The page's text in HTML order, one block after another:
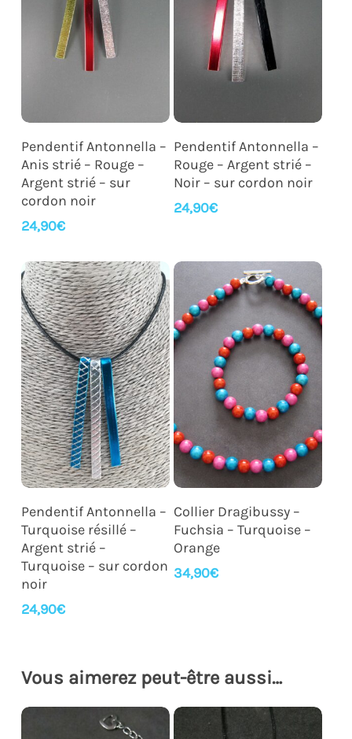
Ajouter Au Panier
Pendentif Antonnella –
Anis strié – Rouge –
Argent strié – sur
cordon noir
24,90€
Ajouter Au Panier
Pendentif Antonnella –
Rouge – Argent strié –
Noir – sur cordon noir
24,90€
Ajouter Au Panier
Pendentif Antonnella –
Turquoise résillé –
Argent strié –
Turquoise – sur cordon
noir
24,90€
Ajouter Au Panier
Collier Dragibussy –
Fuchsia – Turquoise –
Orange
34,90€
Vous aimerez peut-être aussi…